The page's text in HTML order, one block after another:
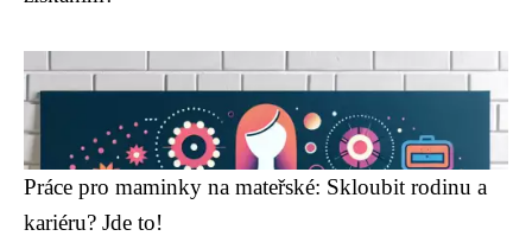
Práce pro maminky na mateřské: Skloubit rodinu a
kariéru? Jde to!